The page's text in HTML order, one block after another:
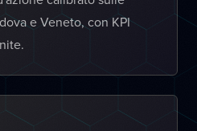
e Veneto, con KPI